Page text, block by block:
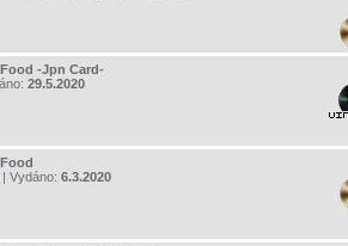
-Jpn Card-
29.5.2020
| Vydáno: 6.3.2020